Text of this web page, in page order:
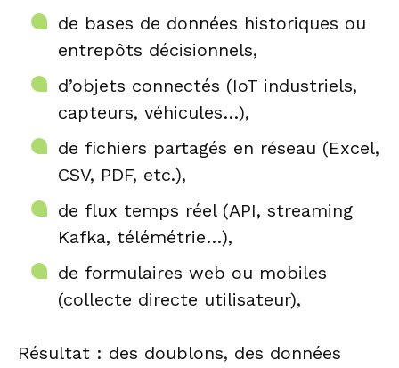
de bases de données historiques ou
entrepôts décisionnels,
d’objets connectés (IoT industriels,
capteurs, véhicules…),
de fichiers partagés en réseau (Excel,
CSV, PDF, etc.),
de flux temps réel (API, streaming
Kafka, télémétrie…),
de formulaires web ou mobiles
(collecte directe utilisateur),
Résultat : des doublons, des données